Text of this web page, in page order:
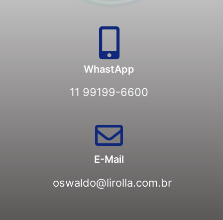
WhastApp
11 99199-6600
E-Mail
oswaldo@lirolla.com.br